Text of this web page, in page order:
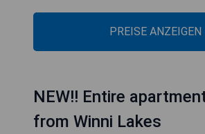
PREISE ANZEIGEN
NEW!! Entire
from Winni Lakes